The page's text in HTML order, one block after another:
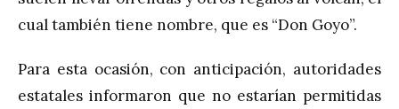
cual también tiene nombre, que es “Don Goyo”.
Para esta ocasión, con anticipación, autoridades
estatales informaron que no estarían permitidas